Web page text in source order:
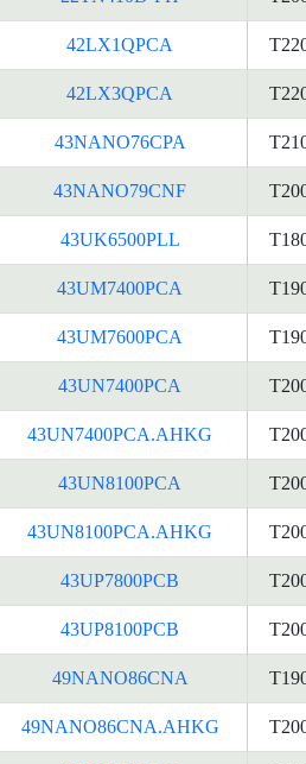
42LX1QPCA
42LX3QPCA
43NANO76CPA
43NANO79CNF
43UK6500PLL
43UM7400PCA
43UM7600PCA
43UN7400PCA
43UN7400PCA.AHKG
43UN8100PCA
43UN8100PCA.AHKG
43UP7800PCB
43UP8100PCB
49NANO86CNA
49NANO86CNA.AHKG